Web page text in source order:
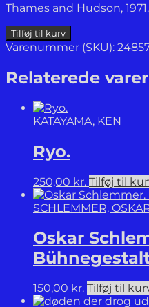
Thames and Hudson,
Calder.
antal
Tilføj til kurv
Varenummer (SKU):
Relaterede varer
KATAYAMA, KEN
Ryo.
250,00 kr. Tilføj til
SCHLEMMER,
Oskar
150,00 kr. Tilføj til